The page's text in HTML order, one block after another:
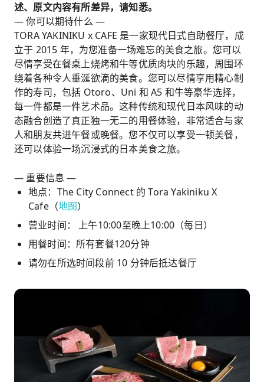
述、原文内容有所差异，请知悉。
— 你可以期待什么 —
TORA YAKINIKU x CAFE 是一家现代日式自助餐厅，成
立于 2015 年，为您准备一场难忘的美食之旅。您可以
尽情享受在餐桌上烧烤和牛等优质肉块的乐趣，周围环
绕着各种令人垂涎欲滴的美食。您可以尽情享用精心制
作的寿司，包括 Otoro、Uni 和 A5 和牛等豪华选择，
每一件都是一件艺术品。这种传统和现代日本风味的动
态融合创造了真正独一无二的用餐体验，非常适合与家
人和朋友共进午餐或晚餐。您不仅可以享受一顿美餐，
还可以体验一场沉浸式的日本美食之旅。
— 重要信息 —
地点：The City Connect 的 Tora Yakiniku X
Cafe（地图）
营业时间： 上午10:00至晚上10:00（每日）
用餐时间：所有套餐120分钟
请勿在所选时间段前 10 分钟后抵达餐厅